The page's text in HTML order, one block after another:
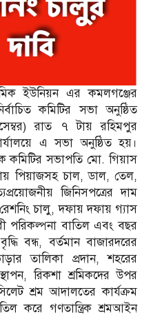
ইউনিয়ন এর কমলগঞ্জের
কমিটির সভা অনুষ্ঠিত
রাত ৭ টায় রহিমপুর
এ সভা অনুষ্ঠিত হয়।
কমিটির সভাপতি মো. গিয়াস
পিয়াজসহ চাল, ডাল, তেল,
জিনিসপত্রের দাম
চালু, দফায় দফায় গ্যাস
পরিকল্পনা বাতিল এবং বছর
বন্ধ, বর্তমান বাজারদরের
তালিকা প্রদান, শহরের
রিকশা শ্রমিকদের উপর
শ্রম আদালতের কার্যক্রম
করে গণতান্ত্রিক শ্রমআইন